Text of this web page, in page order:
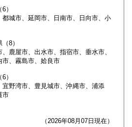
）
都城市、延岡市、日南市、日向市、小
8）
、鹿屋市、出水市、指宿市、垂水市、
市、霧島市、姶良市
）
宜野湾市、豊見城市、沖縄市、浦添
市
（2026年08月07日現在）